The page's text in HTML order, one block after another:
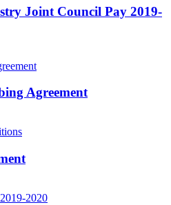
Joint Council Pay 2019-
Agreement
2020